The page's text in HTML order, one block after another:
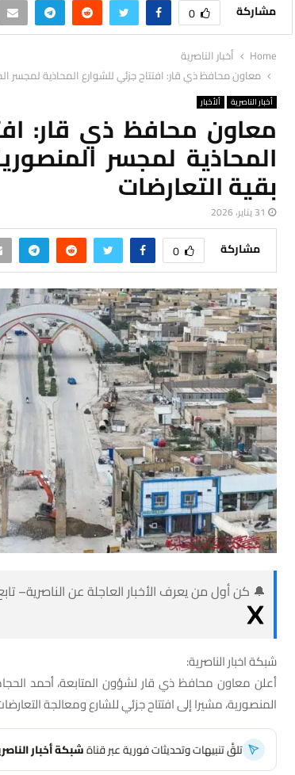
مشاركة 0
Home
أخبار الناصرية
معاون محافظ ذي قار: افتتاح جزئي للشوارع المحاذية لمجسر
أخبار الناصرية ألأخبار
معاون محافظ ذي قار:
المحاذية لمجسر
بقية التعارضات
31 يناير، 2026
مشاركة 0
🔔 كن أول من يعرف الأخبار العاجلة عن الناصرية–
شبكة اخبار الناصرية:
أعلن معاون محافظ ذي قار لشؤون المتابعة، أحمد
المنصورية، مشيرا إلى افتتاح جزئي للشارع ومعالجة
تلقَّ تنبيهات وتحديثات فورية عبر قناةشبكة أخبار